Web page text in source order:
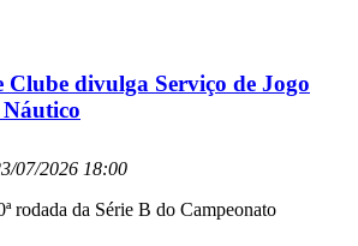
divulga Serviço de Jogo
07/2026 18:00
rodada da Série B do Campeonato